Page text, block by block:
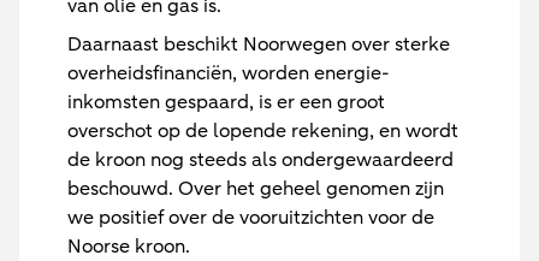
van olie en gas is.
Daarnaast beschikt Noorwegen over sterke
overheidsfinanciën, worden energie-
inkomsten gespaard, is er een groot
overschot op de lopende rekening, en wordt
de kroon nog steeds als ondergewaardeerd
beschouwd. Over het geheel genomen zijn
we positief over de vooruitzichten voor de
Noorse kroon.